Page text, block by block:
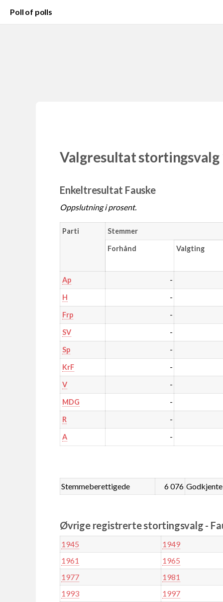
Poll of polls
Valgresultat stortingsvalg
Enkeltresultat Fauske
Oppslutning i prosent.
Parti Stemmer
Forhånd Valgting
Ap -
H -
Frp -
SV -
Sp -
KrF -
V -
MDG -
R -
A -
Stemmeberettigede 6 076
Øvrige registrerte stortingsvalg -
1945
1949
1961
1965
1977
1981
1993
1997